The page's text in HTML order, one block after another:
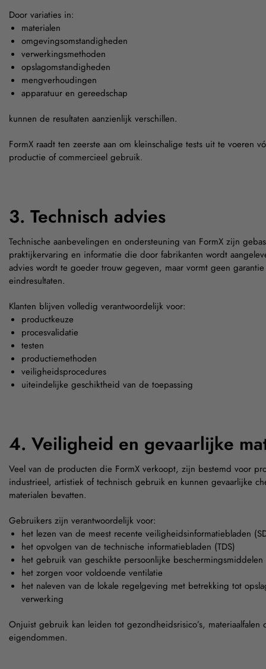
Door variaties in:
materialen
omgevingsomstandigheden
verwerkingsmethoden
opslagomstandigheden
mengverhoudingen
apparatuur en gereedschap
kunnen de resultaten aanzienlijk verschillen.
FormX raadt ten zeerste aan om kleinschalige tests uit te voeren
productie of commercieel gebruik.
3. Technisch advies
Technische aanbevelingen en ondersteuning van FormX zijn
praktijkervaring en informatie die door fabrikanten wordt
advies wordt te goeder trouw gegeven, maar vormt geen
eindresultaten.
Klanten blijven volledig verantwoordelijk voor:
productkeuze
procesvalidatie
testen
productiemethoden
veiligheidsprocedures
uiteindelijke geschiktheid van de toepassing
4. Veiligheid en gevaarlijke
Veel van de producten die FormX verkoopt, zijn bestemd voor
industrieel, artistiek of technisch gebruik en kunnen gevaarlijke
materialen bevatten.
Gebruikers zijn verantwoordelijk voor:
het lezen van de meest recente veiligheidsinformatiebladen
het opvolgen van de technische informatiebladen (TDS)
het gebruik van geschikte persoonlijke beschermingsmiddelen
het zorgen voor voldoende ventilatie
het naleven van de lokale regelgeving met betrekking tot
verwerking
Onjuist gebruik kan leiden tot gezondheidsrisico’s, materiaalfalen
eigendommen.